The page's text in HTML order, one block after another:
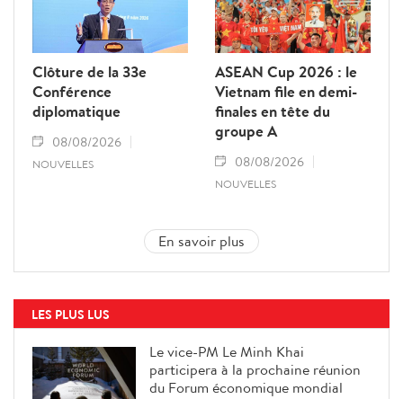
Clôture de la 33e
Conférence
diplomatique
08/08/2026
NOUVELLES
ASEAN Cup 2026 : le
Vietnam file en demi-
finales en tête du
groupe A
08/08/2026
NOUVELLES
En savoir plus
LES PLUS LUS
Le vice-PM Le Minh Khai
participera à la prochaine réunion
du Forum économique mondial